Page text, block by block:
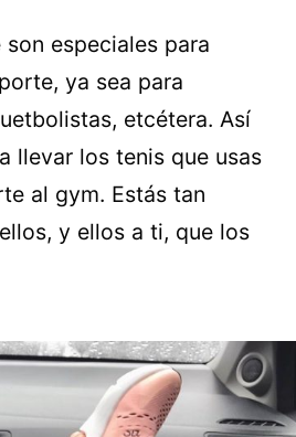
especiales para
ya sea para
etcétera. Así
llevar los tenis que usas
al gym. Estás tan
y ellos a ti, que los